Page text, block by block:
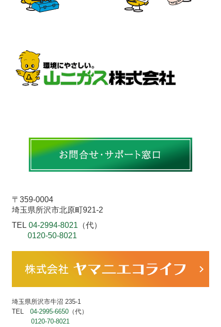
〒359-0004
埼玉県所沢市北原町921-2
TEL04-2994-8021 （代）
0120-50-8021
埼玉県所沢市牛沼 235-1
TEL04-2995-6650 （代）
0120-70-8021